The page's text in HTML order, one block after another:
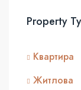
Property
Квартира
Житлова